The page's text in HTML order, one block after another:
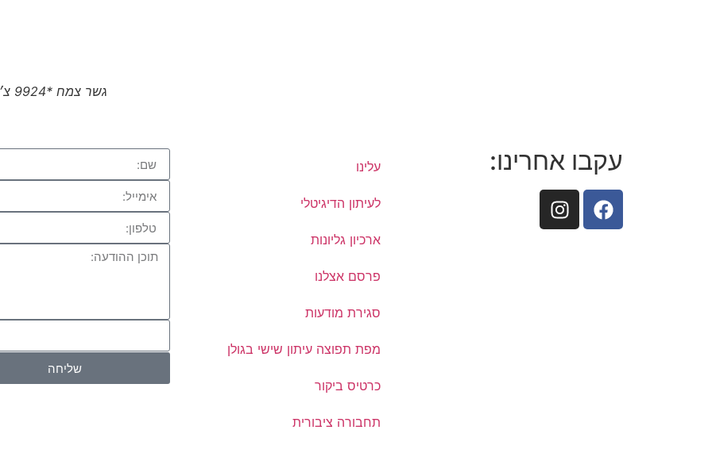
גשר צמח *9924 צ׳יטו טיגו 8 פרו המותג הסיני הגיע לצפון
עקבו אחרינו: עלינו
לעיתון הדיגיטלי
ארכיון גליונות
פרסם אצלנו
סגירת מודעות
מפת תפוצה עיתון שישי בגולן
כרטיס ביקור
תחבורה ציבורית
שליחה